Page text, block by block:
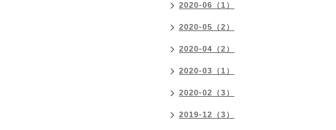
2020-06（1）
2020-05（2）
2020-04（2）
2020-03（1）
2020-02（3）
2019-12（3）